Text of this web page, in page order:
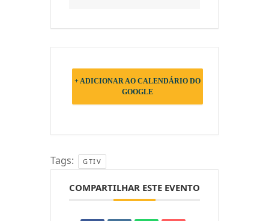
+ ADICIONAR AO CALENDÁRIO DO
GOOGLE
Tags: GTIV
COMPARTILHAR ESTE EVENTO